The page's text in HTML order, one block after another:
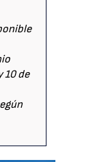
10 de